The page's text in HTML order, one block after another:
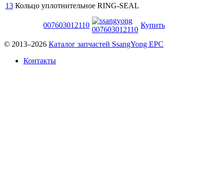
13 Кольцо уплотнительное RING-SEAL
007603012110 Купить
© 2013–2026 Каталог запчастей SsangYong EPC
Контакты